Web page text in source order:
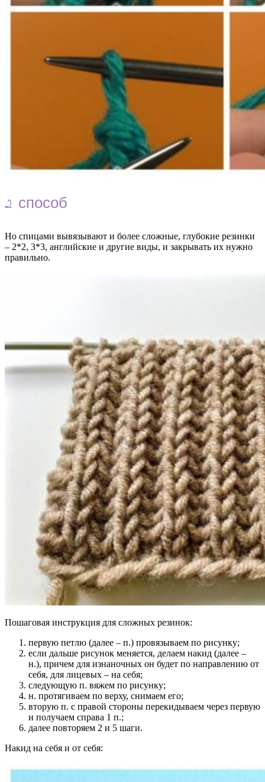
2 способ
Но спицами вывязывают и более сложные, глубокие резинки
– 2*2, 3*3, английские и другие виды, и закрывать их нужно
правильно.
Пошаговая инструкция для сложных резинок:
первую петлю (далее – п.) провязываем по рисунку;
если дальше рисунок меняется, делаем накид (далее –
н.), причем для изнаночных он будет по направлению от
себя, для лицевых – на себя;
следующую п. вяжем по рисунку;
н. протягиваем по верху, снимаем его;
вторую п. с правой стороны перекидываем через первую
и получаем справа 1 п.;
далее повторяем 2 и 5 шаги.
Накид на себя и от себя: